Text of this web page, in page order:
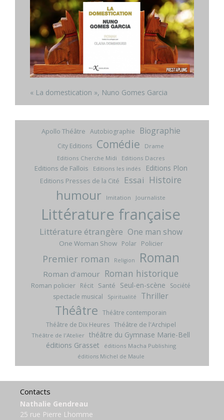
« La domestication », Nuno Gomes Garcia
Apollo Théâtre Autobiographie Biographie
City Editions Comédie
Drame
Editions Cherche Midi
Editions Dacres
Editions de Fallois Editions les indés Editions Plon
Editions Presses de la Cité Essai Histoire
humour Imitation Journaliste
Littérature française
Littérature étrangère One man show
One Woman Show Polar Policier
Premier roman Religion Roman
Roman d'amour Roman historique
Roman policier Récit Santé Seul-en-scène
Société
spectacle musical
Spiritualité Thriller
Théâtre Théâtre contemporain
Théâtre de Dix Heures Théâtre de l'Archipel
Théâtre de l'Atelier théâtre du Gymnase Marie-Bell
éditions Grasset
éditions Macha Publishing
éditions Michel de Maule
Contacts
Nathalie Gendreau
25 rue Pierre Lhomme